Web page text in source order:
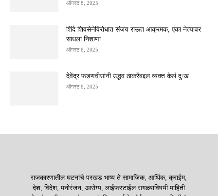
ऑगस्ट 8, 2025
शिंदे शिवसेनेविरोधात संजय राऊत आक्रमक, एका नेत्यावर
साधला निशाणा
ऑगस्ट 8, 2025
देवेंद्र फडणवीसांनी उद्धव ठाकरेंबद्दल व्यक्त केलं दुःख
ऑगस्ट 8, 2025
राजकारणातील घटनांचे परखड भाष्य ते सामाजिक, आर्थिक, क्राईम,
देश, विदेश, मनोरंजन, आरोग्य, लाईफस्टाईल सगळ्याविषयी माहिती